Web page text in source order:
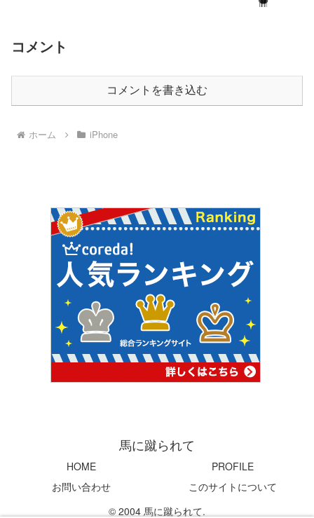
コメント
コメントを書き込む
ホーム iPhone
馬に蹴られて
HOME
PROFILE
お問い合わせ
このサイトについて
© 2004 馬に蹴られて.